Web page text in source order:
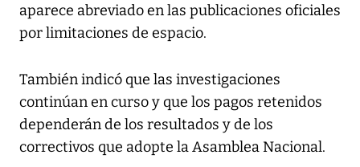
aparece abreviado en las publicaciones oficiales
por limitaciones de espacio.
También indicó que las investigaciones
continúan en curso y que los pagos retenidos
dependerán de los resultados y de los
correctivos que adopte la Asamblea Nacional.